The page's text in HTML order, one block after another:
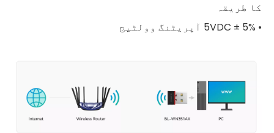
کا طریقہ
• 5VDC ± 5% آپریٹنگ وولٹیج